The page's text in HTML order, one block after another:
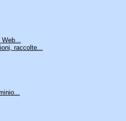
Web...
raccolte...